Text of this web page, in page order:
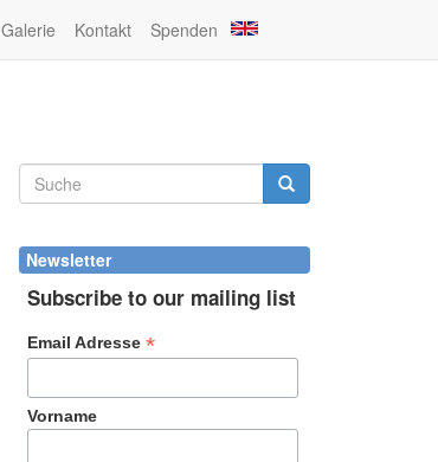
Galerie Kontakt Spenden
Suchformular
Newsletter
Subscribe to our mailing list
Email Adresse *
Vorname